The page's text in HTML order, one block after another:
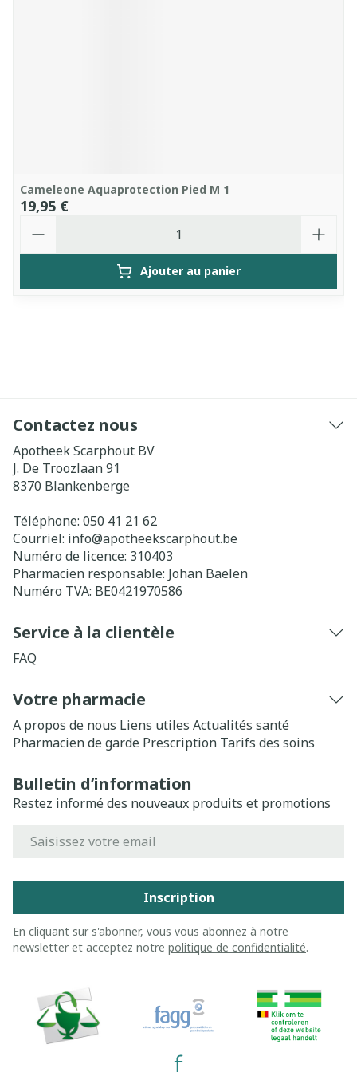
Cameleone Aquaprotection Pied M 1
19,95 €
Ajouter au panier
Contactez nous
Apotheek Scarphout BV
J. De Troozlaan 91
8370 Blankenberge
Téléphone: 050 41 21 62
Courriel: info@apotheekscarphout.be
Numéro de licence: 310403
Pharmacien responsable: Johan Baelen
Numéro TVA: BE0421970586
Service à la clientèle
FAQ
Votre pharmacie
A propos de nous Liens utiles Actualités santé
Pharmacien de garde Prescription Tarifs des soins
Bulletin d’information
Restez informé des nouveaux produits et promotions
Inscription
En cliquant sur s'abonner, vous vous abonnez à notre
newsletter et acceptez notre politique de confidentialité.